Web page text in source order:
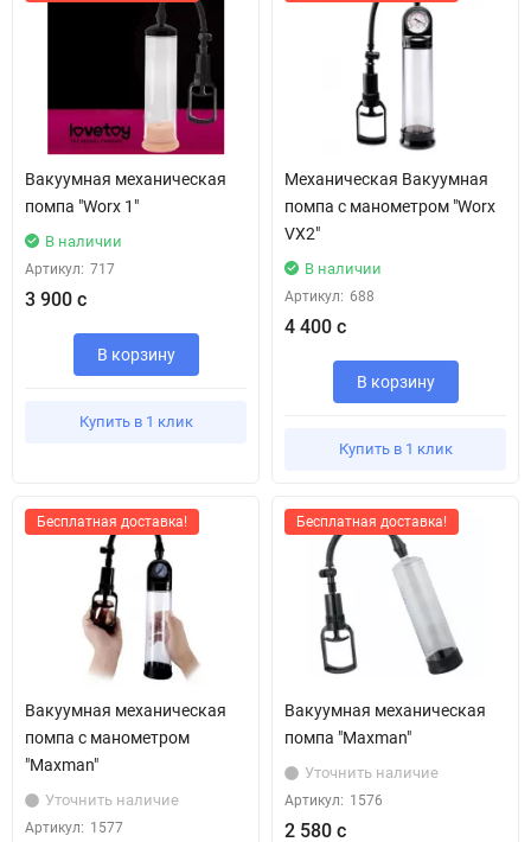
Вакуумная механическая
помпа "Worx 1"
В наличии
Артикул: 717
3 900 с
В корзину
Купить в 1 клик
Механическая Вакуумная
помпа с манометром "Worx
VX2"
В наличии
Артикул: 688
4 400 с
В корзину
Купить в 1 клик
Бесплатная доставка!
Вакуумная механическая
помпа с манометром
"Maxman"
Уточнить наличие
Артикул: 1577
Бесплатная доставка!
Вакуумная механическая
помпа "Maxman"
Уточнить наличие
Артикул: 1576
2 580 с